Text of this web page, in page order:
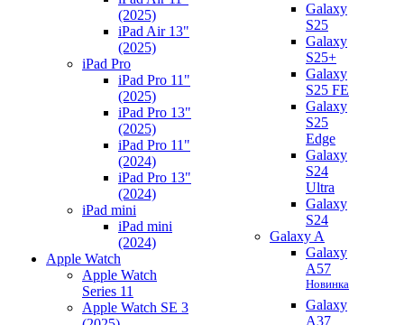
(2025)
iPad Air 13"
(2025)
iPad Pro
iPad Pro 11"
(2025)
iPad Pro 13"
(2025)
iPad Pro 11"
(2024)
iPad Pro 13"
(2024)
iPad mini
iPad mini
(2024)
Apple Watch
Apple Watch
Series 11
Apple Watch SE 3
Galaxy
S25
Galaxy
S25+
Galaxy
S25 FE
Galaxy
S25
Edge
Galaxy
S24
Ultra
Galaxy
S24
Galaxy A
Galaxy
A57
Новинка
Galaxy
A37